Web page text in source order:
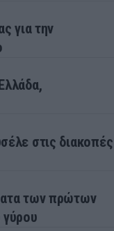
για την
στις διακοπές
των πρώτων
γύρου